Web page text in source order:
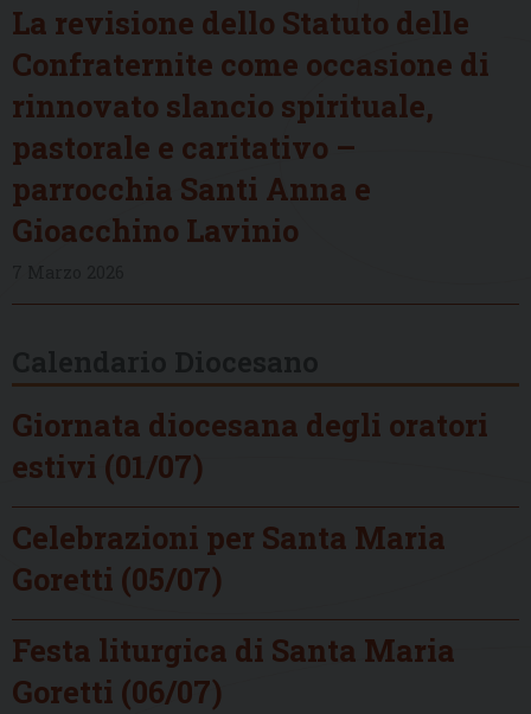
La revisione dello Statuto delle
Confraternite come occasione di
rinnovato slancio spirituale,
pastorale e caritativo –
parrocchia Santi Anna e
Gioacchino Lavinio
Giornata diocesana degli oratori
estivi (01/07)
Celebrazioni per Santa Maria
Goretti (05/07)
Festa liturgica di Santa Maria
Goretti (06/07)